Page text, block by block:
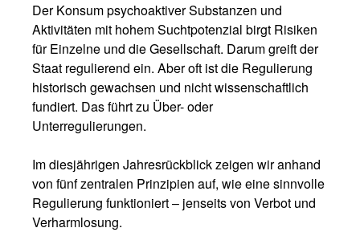
Der Konsum psychoaktiver Substanzen und
Aktivitäten mit hohem Suchtpotenzial birgt Risiken
für Einzelne und die Gesellschaft. Darum greift der
Staat regulierend ein. Aber oft ist die Regulierung
historisch gewachsen und nicht wissenschaftlich
fundiert. Das führt zu Über- oder
Unterregulierungen.
Im diesjährigen Jahresrückblick zeigen wir anhand
von fünf zentralen Prinzipien auf, wie eine sinnvolle
Regulierung funktioniert – jenseits von Verbot und
Verharmlosung.